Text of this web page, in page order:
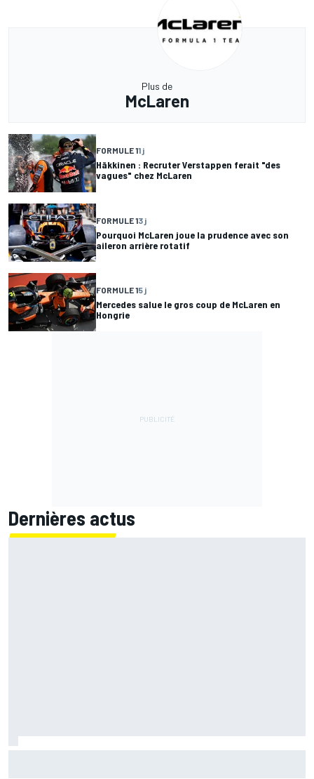
Plus de
McLaren
FORMULE 11 j
Häkkinen : Recruter Verstappen ferait "des
vagues" chez McLaren
FORMULE 13 j
Pourquoi McLaren joue la prudence avec son
aileron arrière rotatif
FORMULE 15 j
Mercedes salue le gros coup de McLaren en
Hongrie
Dernières actus